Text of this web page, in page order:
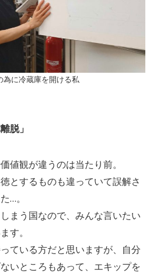
為に冷蔵庫を開ける私
脱」
値観が違うのは当たり前。
とするものも違っていて誤解さ
…。
まう国なので、みんな言いたい
す。
ている方だと思いますが、自分
いところもあって、エキップを